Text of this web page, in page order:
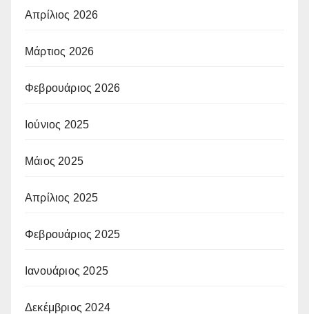
Απρίλιος 2026
Μάρτιος 2026
Φεβρουάριος 2026
Ιούνιος 2025
Μάιος 2025
Απρίλιος 2025
Φεβρουάριος 2025
Ιανουάριος 2025
Δεκέμβριος 2024